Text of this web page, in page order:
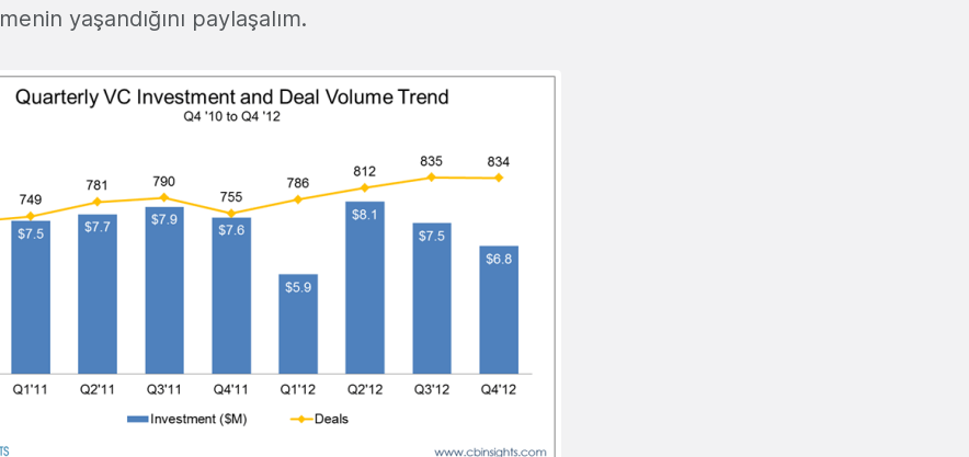
yaşandığını paylaşalım.